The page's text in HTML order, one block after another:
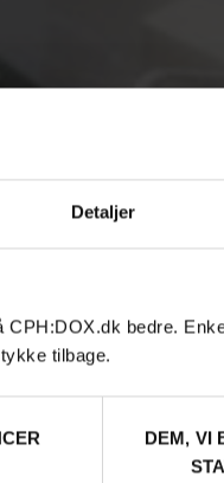
Detaljer
bedre.
tilbage.
DEM, VI